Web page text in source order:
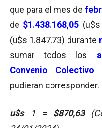
que para el mes de
de $1.438.168,05
(u$s 1.847,73) durante
sumar todos los
Convenio
pudieran corresponder.
u$s 1 = $870,63